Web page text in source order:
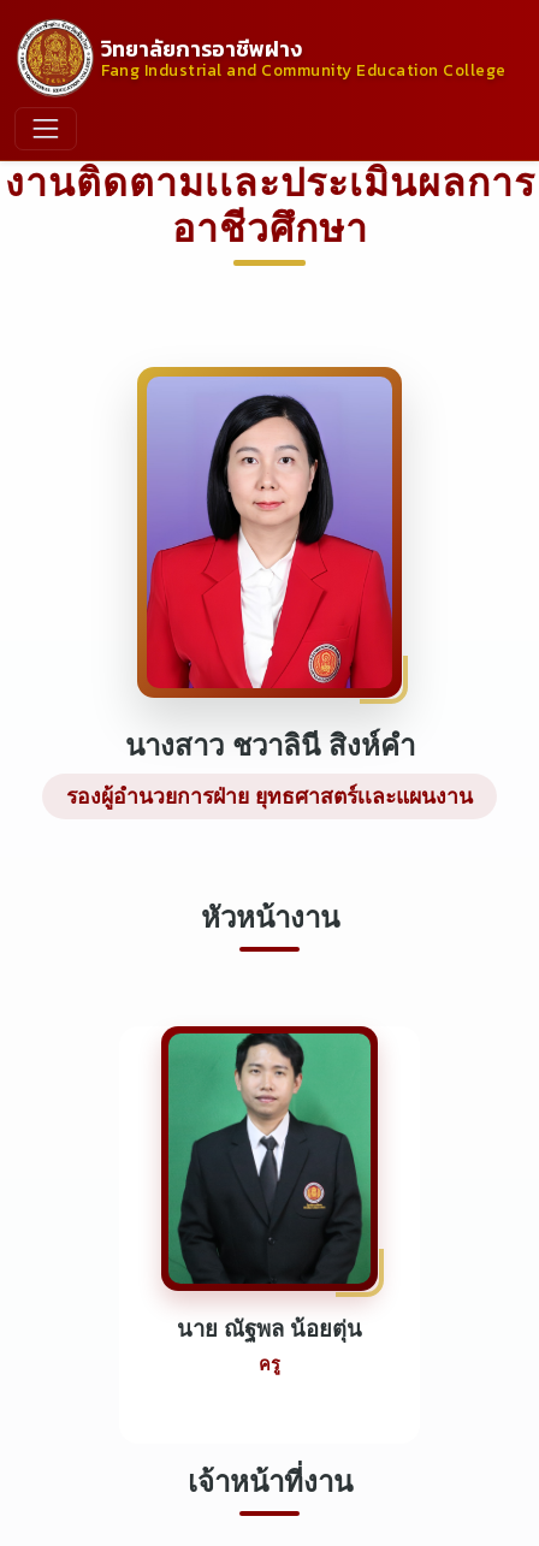
วิทยาลัยการอาชีพฝาง
Fang Industrial and Community Education College
งานติดตามเเละประเมินผลการ
อาชีวศึกษา
นางสาว ชวาลินี สิงห์คำ
รองผู้อำนวยการฝ่าย ยุทธศาสตร์เเละแผนงาน
หัวหน้างาน
นาย ณัฐพล น้อยตุ่น
ครู
เจ้าหน้าที่งาน